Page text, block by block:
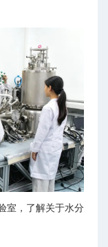
室，了解关于水分